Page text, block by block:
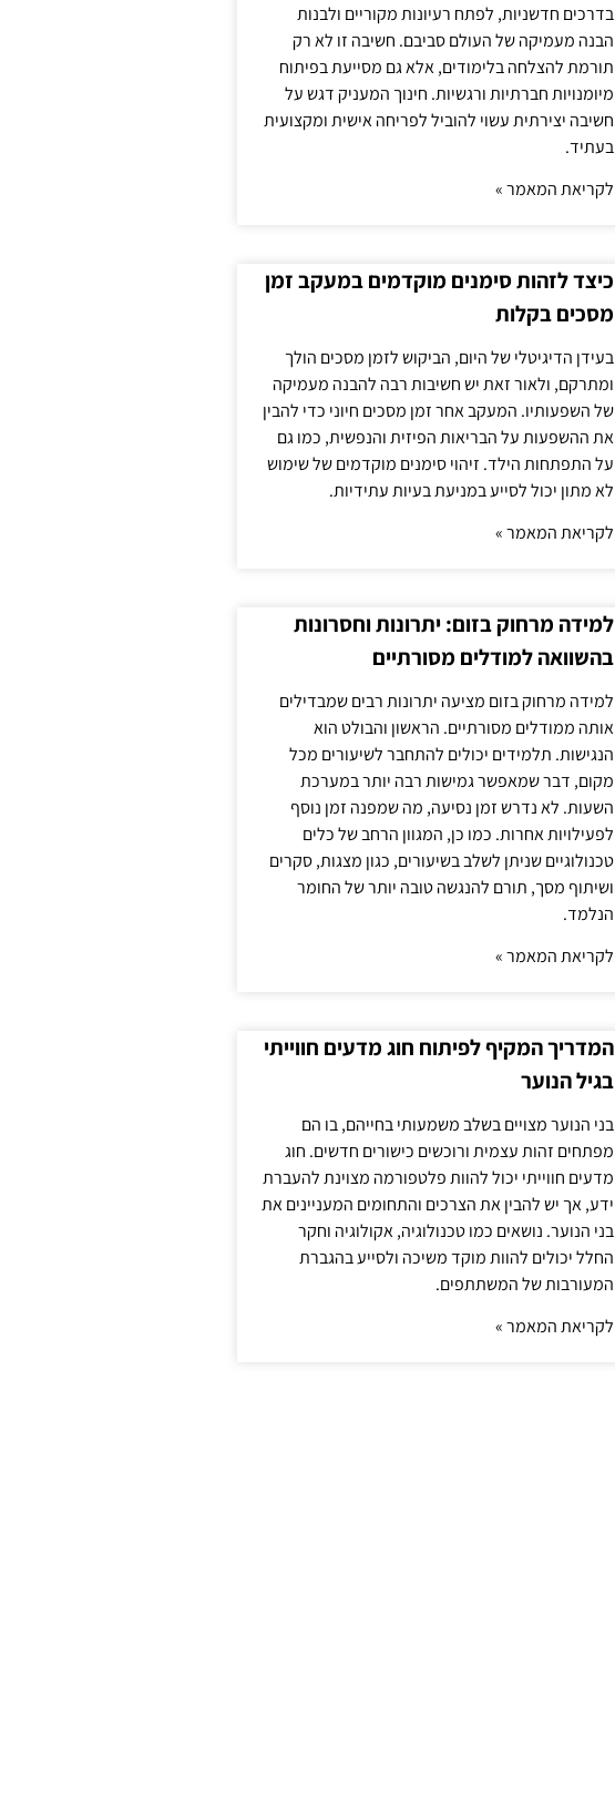
בדרכים חדשניות, לפתח רעיונות מקוריים ולבנות
הבנה מעמיקה של העולם סביבם. חשיבה זו לא רק
תורמת להצלחה בלימודים, אלא גם מסייעת בפיתוח
מיומנויות חברתיות ורגשיות. חינוך המעניק דגש על
חשיבה יצירתית עשוי להוביל לפריחה אישית ומקצועית
בעתיד.
לקריאת המאמר »
כיצד לזהות סימנים מוקדמים במעקב זמן
מסכים בקלות
בעידן הדיגיטלי של היום, הביקוש לזמן מסכים הולך
ומתרקם, ולאור זאת יש חשיבות רבה להבנה מעמיקה
של השפעותיו. המעקב אחר זמן מסכים חיוני כדי להבין
את ההשפעות על הבריאות הפיזית והנפשית, כמו גם
על התפתחות הילד. זיהוי סימנים מוקדמים של שימוש
לא מתון יכול לסייע במניעת בעיות עתידיות.
לקריאת המאמר »
למידה מרחוק בזום: יתרונות וחסרונות
בהשוואה למודלים מסורתיים
למידה מרחוק בזום מציעה יתרונות רבים שמבדילים
אותה ממודלים מסורתיים. הראשון והבולט הוא
הנגישות. תלמידים יכולים להתחבר לשיעורים מכל
מקום, דבר שמאפשר גמישות רבה יותר במערכת
השעות. לא נדרש זמן נסיעה, מה שמפנה זמן נוסף
לפעילויות אחרות. כמו כן, המגוון הרחב של כלים
טכנולוגיים שניתן לשלב בשיעורים, כגון מצגות, סקרים
ושיתוף מסך, תורם להנגשה טובה יותר של החומר
הנלמד.
לקריאת המאמר »
המדריך המקיף לפיתוח חוג מדעים חווייתי
בגיל הנוער
בני הנוער מצויים בשלב משמעותי בחייהם, בו הם
מפתחים זהות עצמית ורוכשים כישורים חדשים. חוג
מדעים חווייתי יכול להוות פלטפורמה מצוינת להעברת
ידע, אך יש להבין את הצרכים והתחומים המעניינים את
בני הנוער. נושאים כמו טכנולוגיה, אקולוגיה וחקר
החלל יכולים להוות מוקד משיכה ולסייע בהגברת
המעורבות של המשתתפים.
לקריאת המאמר »